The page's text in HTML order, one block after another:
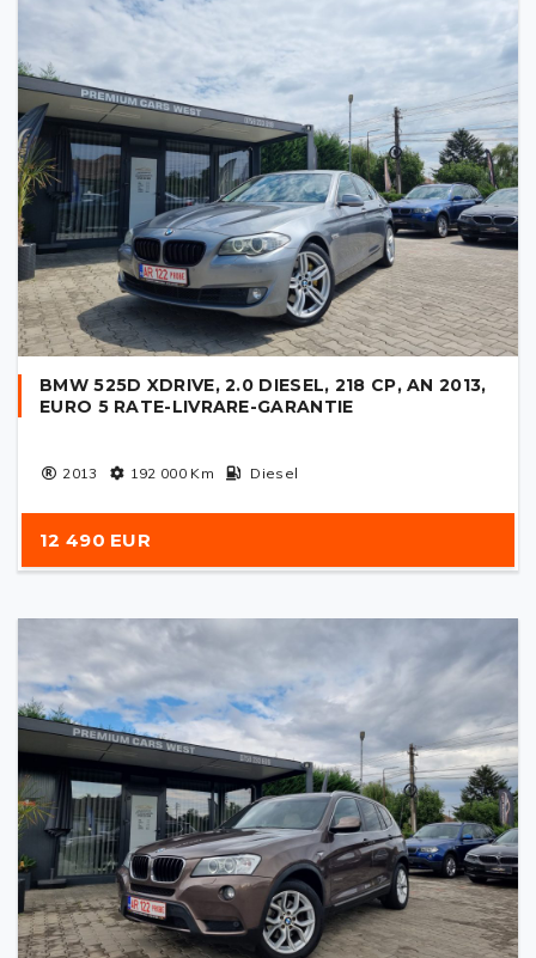
BMW 525D XDRIVE, 2.0 DIESEL, 218 CP, AN 2013,
EURO 5 RATE-LIVRARE-GARANTIE
2013 192 000Km Diesel
12 490 EUR